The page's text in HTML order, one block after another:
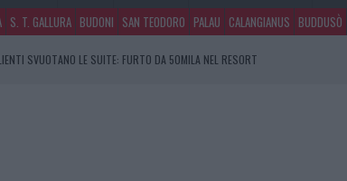
S. T. GALLURA BUDONI SAN TEODORO PALAU CALANGIANUS BUDDUSÒ
SVUOTANO LE SUITE: FURTO DA 50MILA NEL RESORT
SOLE E CALDO TORNANO PROTAGONISTI
ACCOGLIENZA MINORI, ALBIERI: “EPISODI GRAVISSIMI”